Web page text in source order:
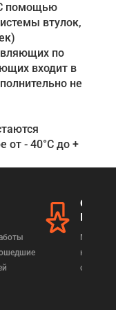
помощью
втулок,
по
входит в
не
от - 40°C до +
Мы